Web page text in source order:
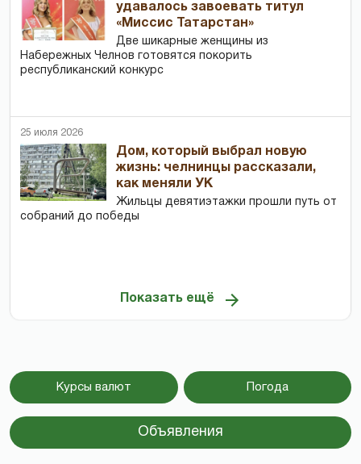
удавалось завоевать титул
«Миссис Татарстан»
Две шикарные женщины из
Набережных Челнов готовятся покорить
республиканский конкурс
25 июля 2026
Дом, который выбрал новую
жизнь: челнинцы рассказали,
как меняли УК
Жильцы девятиэтажки прошли путь от
собраний до победы
Показать ещё
Курсы валют Погода
Объявления